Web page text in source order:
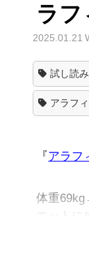
ラフ
2025.01.21
試し読み
アラフ
『アラフ
体重
エット
と笑い